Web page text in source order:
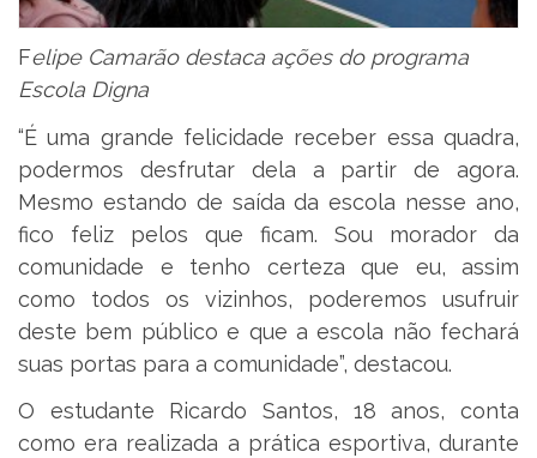
Felipe Camarão destaca ações do programa
Escola Digna
“É uma grande felicidade receber essa quadra,
podermos desfrutar dela a partir de agora.
Mesmo estando de saída da escola nesse ano,
fico feliz pelos que ficam. Sou morador da
comunidade e tenho certeza que eu, assim
como todos os vizinhos, poderemos usufruir
deste bem público e que a escola não fechará
suas portas para a comunidade”, destacou.
O estudante Ricardo Santos, 18 anos, conta
como era realizada a prática esportiva, durante